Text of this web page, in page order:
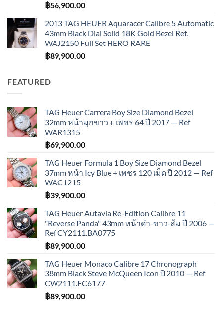
฿56,900.00
2013 TAG HEUER Aquaracer Calibre 5 Automatic
43mm Black Dial Solid 18K Gold Bezel Ref.
WAJ2150 Full Set HERO RARE
฿89,900.00
FEATURED
TAG Heuer Carrera Boy Size Diamond Bezel
32mm หน้ามุกขาว + เพชร 64 ปี 2017 — Ref
WAR1315
฿69,900.00
TAG Heuer Formula 1 Boy Size Diamond Bezel
37mm หน้า Icy Blue + เพชร 120 เม็ด ปี 2012 — Ref
WAC1215
฿39,900.00
TAG Heuer Autavia Re-Edition Calibre 11
"Reverse Panda" 43mm หน้าดำ-ขาว-ส้ม ปี 2006 —
Ref CY2111.BA0775
฿89,900.00
TAG Heuer Monaco Calibre 17 Chronograph
38mm Black Steve McQueen Icon ปี 2010 — Ref
CW2111.FC6177
฿89,900.00